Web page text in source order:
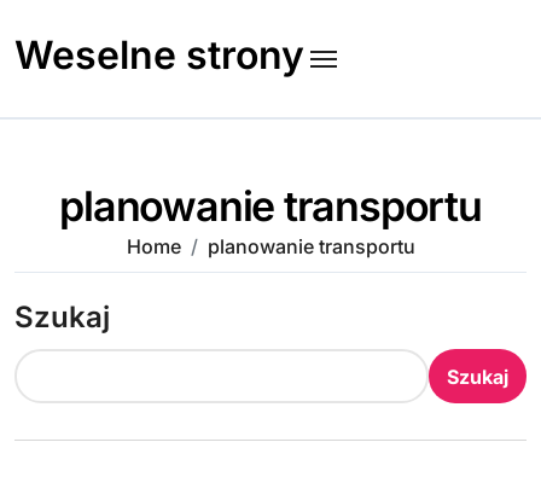
to
content
Weselne strony
planowanie transportu
Home planowanie transportu
Szukaj
Szukaj